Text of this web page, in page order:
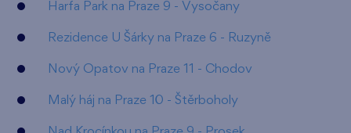
Harfa Park na Praze 9 - Vysočany
Rezidence U Šárky na Praze 6 - Ruzyně
Nový Opatov na Praze 11 - Chodov
Malý háj na Praze 10 - Štěrboholy